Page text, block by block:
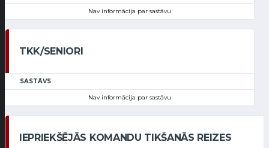
Nav informācija par sastāvu
TKK/SENIORI
SASTĀVS
Nav informācija par sastāvu
IEPRIEKŠĒJĀS KOMANDU TIKŠANĀS REIZES